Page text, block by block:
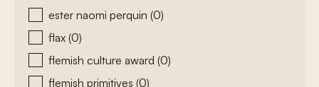
ester naomi perquin (0)
flax (0)
flemish culture award (0)
flemish primitives (0)